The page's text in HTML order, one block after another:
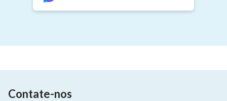
As palavras de Deus são insondáveis e alegrias.
recém-nascido.
A voz de Deus atrai as pessoas a Ele.
Deus entra formalmente entre os homens.
Contate-nos